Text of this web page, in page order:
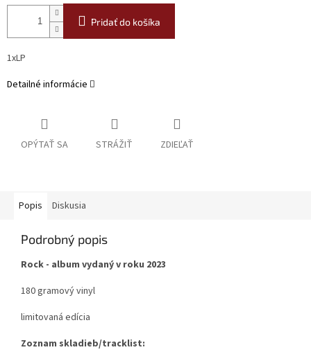
Pridať do košíka
1xLP
Detailné informácie
OPÝTAŤ SA STRÁŽIŤ ZDIEĽAŤ
Popis Diskusia
Podrobný popis
Rock - album vydaný v roku 2023
180 gramový vinyl
limitovaná edícia
Zoznam skladieb/tracklist: